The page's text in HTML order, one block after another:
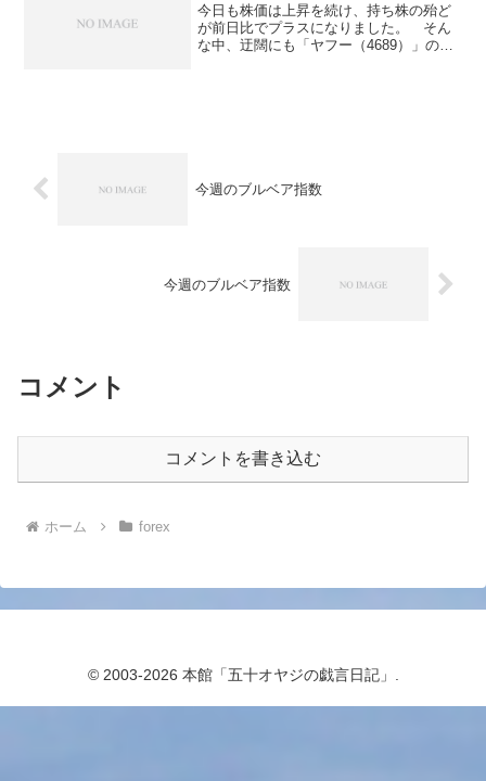
今日も株価は上昇を続け、持ち株の殆ど
が前日比でプラスになりました。 そん
な中、迂闊にも「ヤフー（4689）」の売
今週のブルベア指数
今週のブルベア指数
コメント
コメントを書き込む
ホーム forex
© 2003-2026 本館「五十オヤジの戯言日記」.